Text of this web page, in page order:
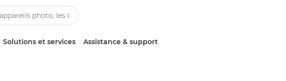
Solutions et services Assistance & support